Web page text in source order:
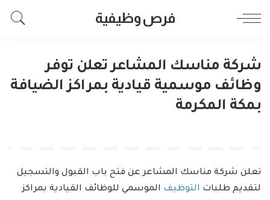
فرص وظيفية
شركة مناسك المشاعر تعلن توفر
وظائف موسمية قيادية بمراكز الضيافة
بمكة المكرمة
تعلن شركة مناسك المشاعر عن فتح باب القبول والتسجيل
لتقديم طلبات التوظيف الموسمي للوظائف القيادية بمراكز